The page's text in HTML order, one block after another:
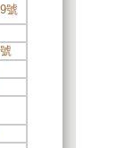
號